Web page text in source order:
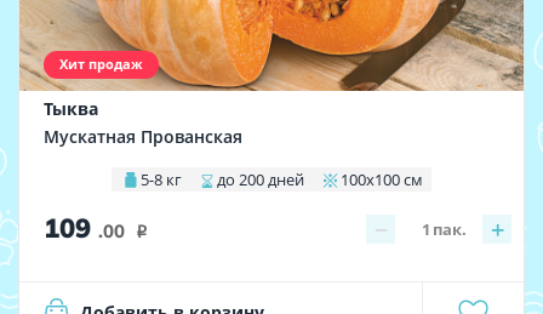
Хит продаж
Тыква
Мускатная Прованская
5-8 кг до 200 дней 100х100 см
109 .00 i − +
1 пак.